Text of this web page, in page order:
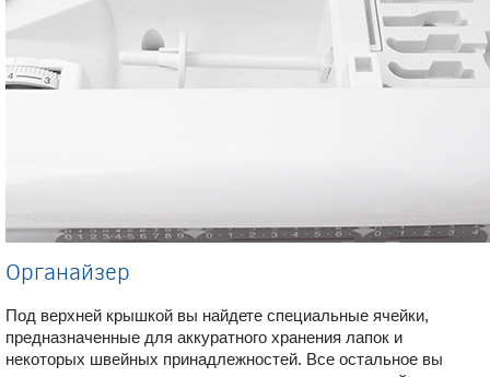
Органайзер
Под верхней крышкой вы найдете специальные ячейки,
предназначенные для аккуратного хранения лапок и
некоторых швейных принадлежностей. Все остальное вы